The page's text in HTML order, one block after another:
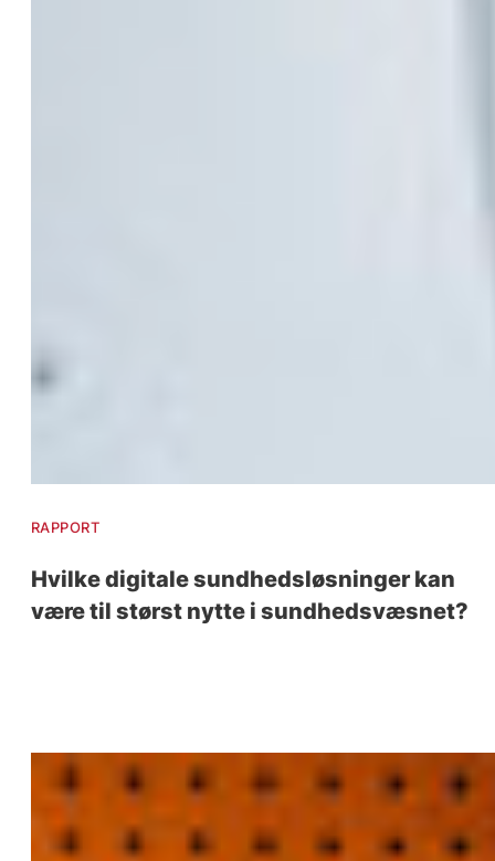
RAPPORT
Hvilke digitale sundhedsløsninger kan
være til størst nytte i sundhedsvæsnet?